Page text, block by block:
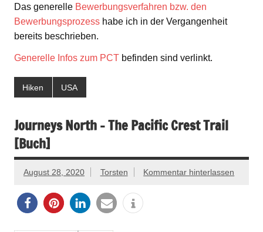
Das generelle Bewerbungsverfahren bzw. den
Bewerbungsprozess habe ich in der Vergangenheit
bereits beschrieben.
Generelle Infos zum PCT befinden sind verlinkt.
Hiken USA
Journeys North – The Pacific Crest Trail
[Buch]
August 28, 2020 Torsten Kommentar hinterlassen